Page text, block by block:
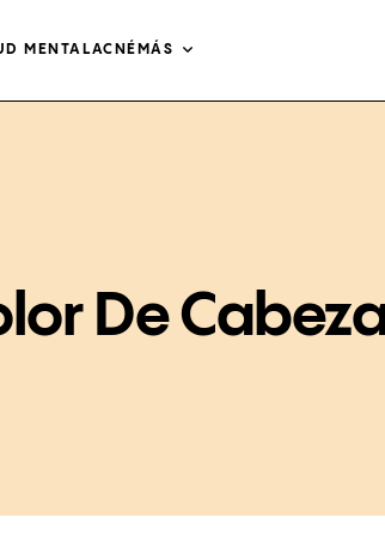
MENTALACNÉ MÁS
De